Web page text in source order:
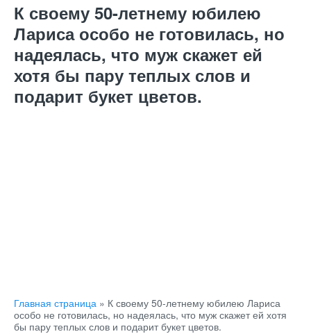
К своему 50-летнему юбилею
Лариса особо не готовилась, но
надеялась, что муж скажет ей
хотя бы пару теплых слов и
подарит букет цветов.
Главная страница » К своему 50-летнему юбилею Лариса
особо не готовилась, но надеялась, что муж скажет ей хотя
бы пару теплых слов и подарит букет цветов.